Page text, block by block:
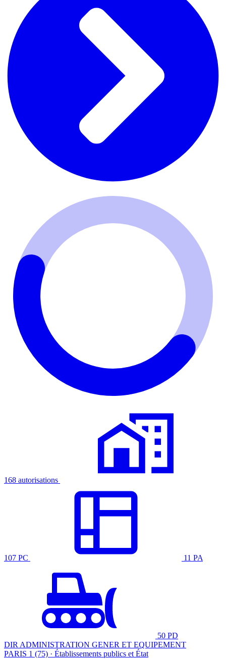
168 autorisations
107 PC 11 PA
50 PD
DIR ADMINISTRATION GENER ET EQUIPEMENT
PARIS 1 (75) · Établissements publics et État